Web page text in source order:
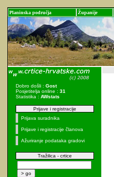
Planinska područja Županije
Dobro došli : Gost
Posjetitelja online : 31
Statistika : AWstats
Prijave i registracije
Prijava suradnika
Prijave i registracije članova
Ažuriranje podataka gradovi
Tražilica - crtice